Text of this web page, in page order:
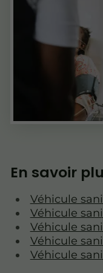
En savoir
Véhicule
Véhicule
Véhicule
Véhicule
Véhicule